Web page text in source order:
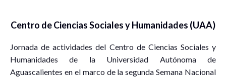
Centro de Ciencias Sociales y Humanidades (UAA)
Jornada de actividades del Centro de Ciencias Sociales y
Humanidades de la Universidad Autónoma de
Aguascalientes en el marco de la segunda Semana Nacional